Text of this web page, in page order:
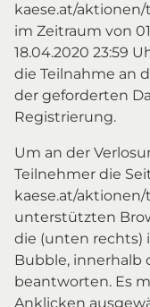
kaese.at/
im Zeitraum von
18.04.2020 23:59
die Teilnahme an
der geforderten
Registrierung.
Um an der
Teilnehmer die
kaese.at/
unterstützten
die (unten rechts)
Bubble, innerhalb
beantworten. Es
Anklicken